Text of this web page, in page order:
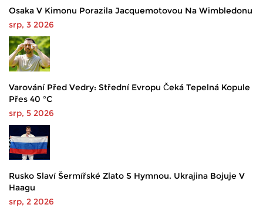
Osaka V Kimonu Porazila Jacquemotovou Na Wimbledonu
srp, 3 2026
Varování Před Vedry: Střední Evropu Čeká Tepelná Kopule
Přes 40 °C
srp, 5 2026
Rusko Slaví Šermířské Zlato S Hymnou. Ukrajina Bojuje V
Haagu
srp, 2 2026